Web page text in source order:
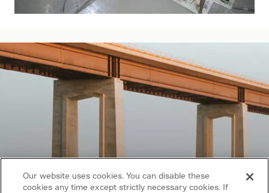
Our website uses cookies. You can disable these
cookies any time except strictly necessary cookies. If